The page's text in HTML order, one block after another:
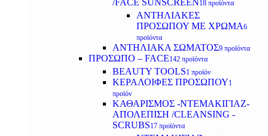
/FACE SUNSCREEN18 προϊόντα
ΑΝΤΗΛΙΑΚΕΣ
ΠΡΟΣΩΠΟΥ ΜΕ ΧΡΩΜΑ6
προϊόντα
ΑΝΤΗΛΙΑΚΑ ΣΩΜΑΤΟΣ9 προϊόντα
ΠΡΟΣΩΠΟ – FACE142 προϊόντα
BEAUTY TOOLS1 προϊόν
ΚΕΡΑΛΟΙΦΕΣ ΠΡΟΣΩΠΟΥ1
προϊόν
ΚΑΘΑΡΙΣΜΟΣ -ΝΤΕΜΑΚΙΓΙΑΖ-
ΑΠΟΛΕΠΙΣΗ /CLEANSING -
SCRUBS17 προϊόντα